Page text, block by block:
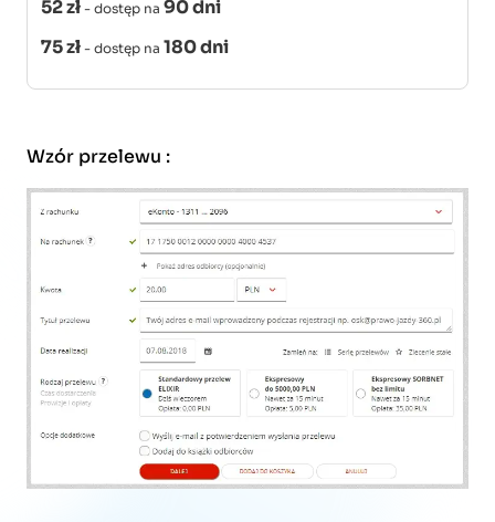
52 zł - dostęp na 90 dni
75 zł - dostęp na 180 dni
Wzór przelewu :